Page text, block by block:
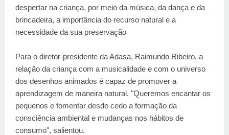
despertar na criança, por meio da música, da dança e da
brincadeira, a importância do recurso natural e a
necessidade da sua preservação
Para o diretor-presidente da Adasa, Raimundo Ribeiro, a
relação da criança com a musicalidade e com o universo
dos desenhos animados é capaz de promover a
aprendizagem de maneira natural. "Queremos encantar os
pequenos e fomentar desde cedo a formação da
consciência ambiental e mudanças nos hábitos de
consumo", salientou.